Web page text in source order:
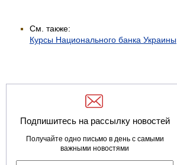
См. также:
Курсы Национального банка Украины
Подпишитесь на рассылку новостей
Получайте одно письмо в день с самыми
важными новостями